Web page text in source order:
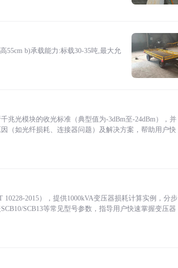
55cm b)承载能力:标载30-35吨,最大允
兆光模块的收光标准（典型值为-3dBm至-24dBm），并
（如光纤损耗、连接器问题）及解决方案，帮助用户快
2015），提供1000kVA变压器损耗计算实例，分步
SCB13等常见型号参数，指导用户快速掌握变压器